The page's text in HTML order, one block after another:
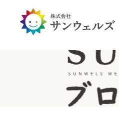
全国
北陸 介
企業情
サステ
投資家
経営情報